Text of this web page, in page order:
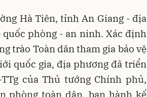
Hà Tiên, tỉnh An Giang - địa
phòng - an ninh. Xác định
trào Toàn dân tham gia bảo vệ
quốc gia, địa phương đã triển
của Thủ tướng Chính phủ,
phòng toàn dân, ban hành kế